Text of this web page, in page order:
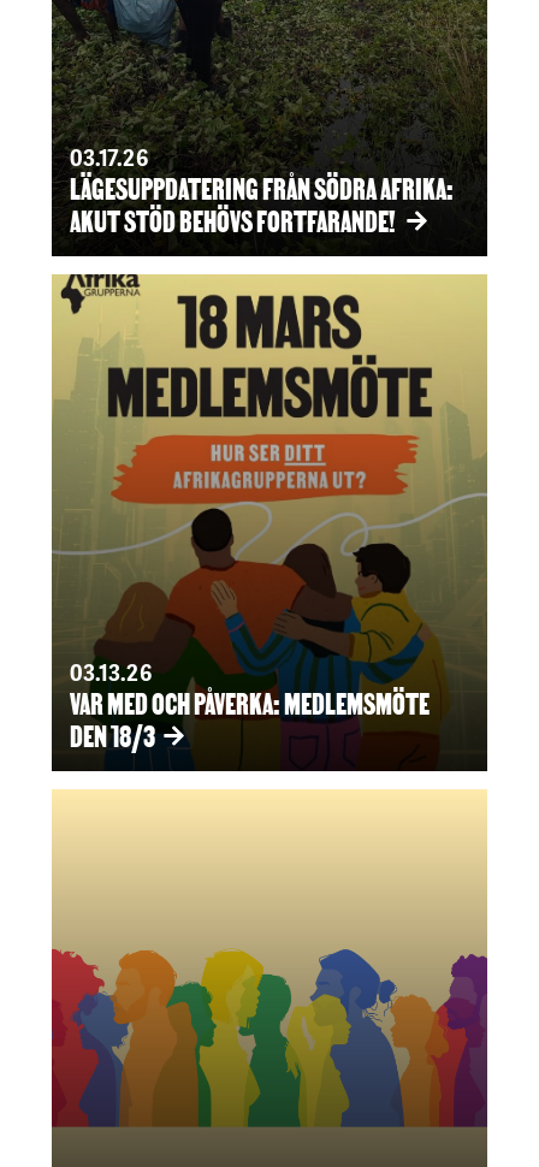
03.17.26
LÄGESUPPDATERING FRÅN SÖDRA AFRIKA:
AKUT STÖD BEHÖVS FORTFARANDE!
03.13.26
VAR MED OCH PÅVERKA: MEDLEMSMÖTE
DEN 18/3